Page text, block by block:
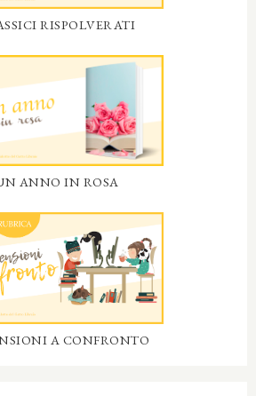
RISPOLVERATI
ANNO IN ROSA
A CONFRONTO